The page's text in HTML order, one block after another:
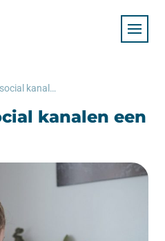
Maak van je social kanalen een succes
kanalen een